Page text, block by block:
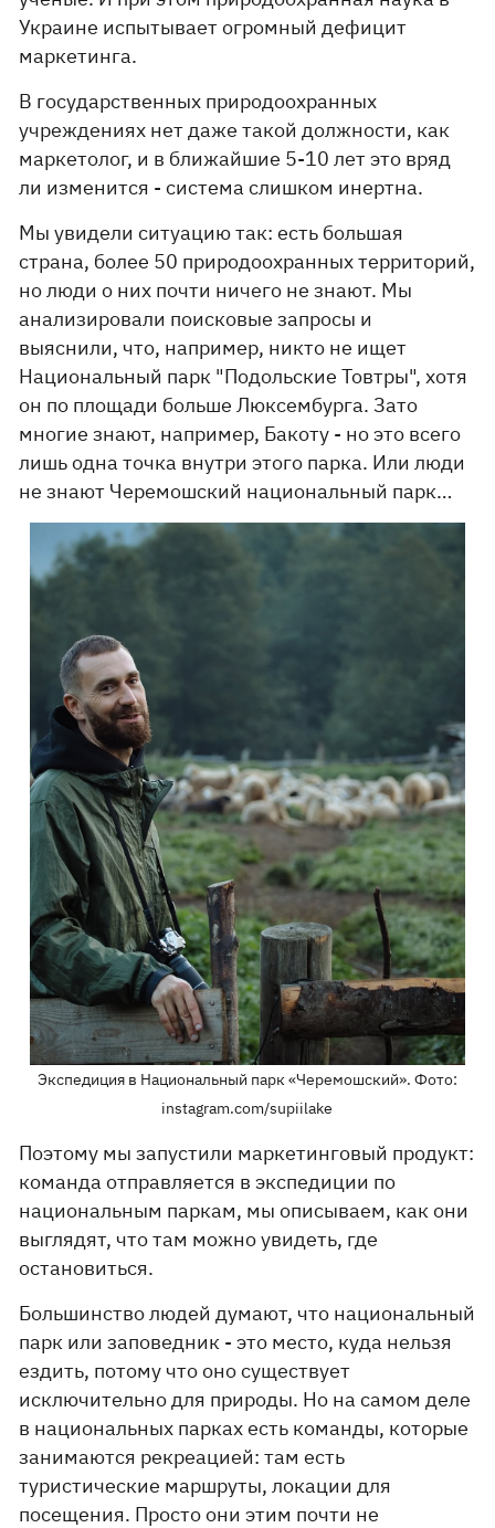
Украине испытывает огромный дефицит
маркетинга.
В государственных природоохранных
учреждениях нет даже такой должности, как
маркетолог, и в ближайшие 5-10 лет это вряд
ли изменится - система слишком инертна.
Мы увидели ситуацию так: есть большая
страна, более 50 природоохранных территорий,
но люди о них почти ничего не знают. Мы
анализировали поисковые запросы и
выяснили, что, например, никто не ищет
Национальный парк "Подольские Товтры", хотя
он по площади больше Люксембурга. Зато
многие знают, например, Бакоту - но это всего
лишь одна точка внутри этого парка. Или люди
не знают Черемошский национальный парк…
Экспедиция в Национальный парк «Черемошский». Фото:
instagram.com/supiilake
Поэтому мы запустили маркетинговый продукт:
команда отправляется в экспедиции по
национальным паркам, мы описываем, как они
выглядят, что там можно увидеть, где
остановиться.
Большинство людей думают, что национальный
парк или заповедник - это место, куда нельзя
ездить, потому что оно существует
исключительно для природы. Но на самом деле
в национальных парках есть команды, которые
занимаются рекреацией: там есть
туристические маршруты, локации для
посещения. Просто они этим почти не